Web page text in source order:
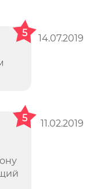
14.07.2019
5
11.02.2019
5